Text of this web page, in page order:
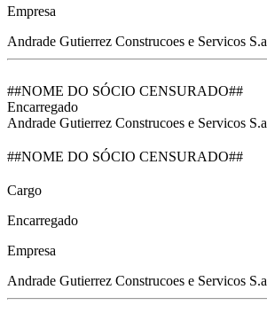
Empresa
Andrade Gutierrez Construcoes e Servicos S.a
##NOME DO SÓCIO CENSURADO##
Encarregado
Andrade Gutierrez Construcoes e Servicos S.a
##NOME DO SÓCIO CENSURADO##
Cargo
Encarregado
Empresa
Andrade Gutierrez Construcoes e Servicos S.a